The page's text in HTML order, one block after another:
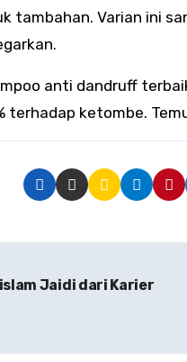
tambahan. Varian ini
anti dandruff
ketombe.
Jaidi dari Karier